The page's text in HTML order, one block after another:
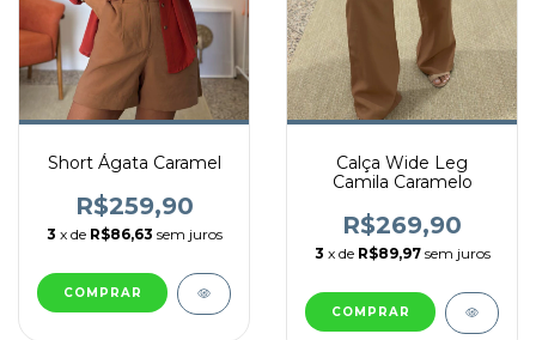
Short Ágata Caramel
R$259,90
3 x de R$86,63 sem juros
COMPRAR
Calça Wide Leg
Camila Caramelo
R$269,90
3 x de R$89,97 sem juros
COMPRAR